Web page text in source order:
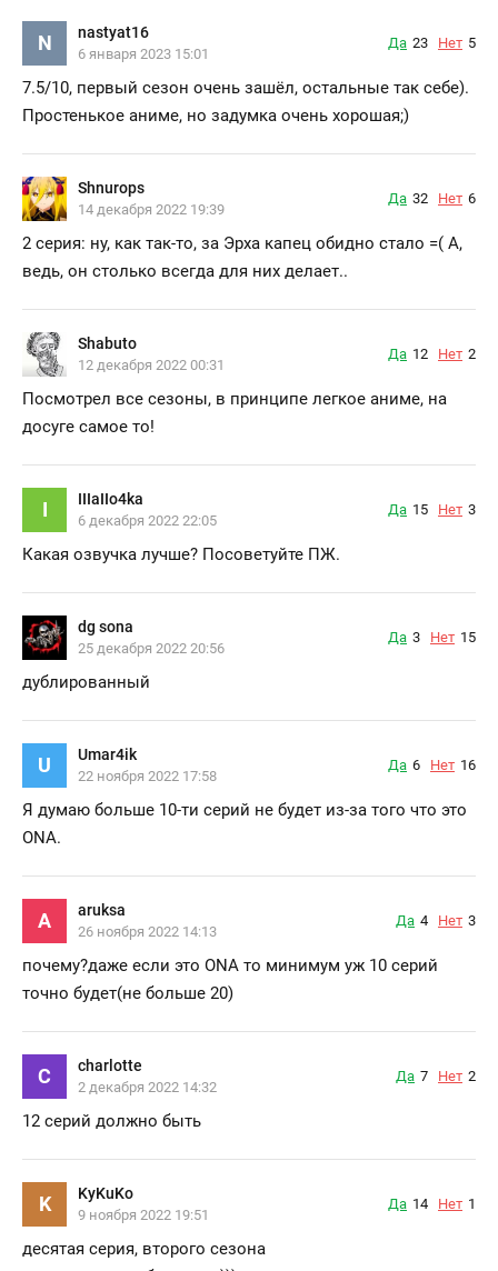
N nastyat16
6 января 2023 15:01
Да 23 Нет 5
7.5/10, первый сезон очень зашёл, остальные так себе).
Простенькое аниме, но задумка очень хорошая;)
Shnurops
14 декабря 2022 19:39
Да 32 Нет 6
2 серия: ну, как так-то, за Эрха капец обидно стало =( А,
ведь, он столько всегда для них делает..
Shabuto
12 декабря 2022 00:31
Да 12 Нет 2
Посмотрел все сезоны, в принципе легкое аниме, на
досуге самое то!
I IIIaIIo4ka
6 декабря 2022 22:05
Да 15 Нет 3
Какая озвучка лучше? Посоветуйте ПЖ.
dg sona
25 декабря 2022 20:56
Да 3 Нет 15
дублированный
U Umar4ik
22 ноября 2022 17:58
Да 6 Нет 16
Я думаю больше 10-ти серий не будет из-за того что это
ONA.
A aruksa
26 ноября 2022 14:13
Да 4 Нет 3
почему?даже если это ONA то минимум уж 10 серий
точно будет(не больше 20)
C charlotte
2 декабря 2022 14:32
Да 7 Нет 2
12 серий должно быть
K KyKuKo
9 ноября 2022 19:51
Да 14 Нет 1
десятая серия, второго сезона